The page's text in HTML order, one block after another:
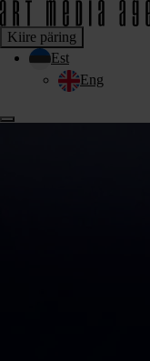
Kiire päring
Est
Eng